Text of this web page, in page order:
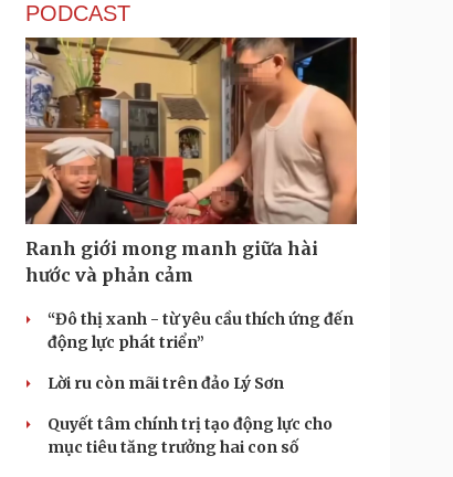
PODCAST
Ranh giới mong manh giữa hài
hước và phản cảm
“Đô thị xanh - từ yêu cầu thích ứng đến
động lực phát triển”
Lời ru còn mãi trên đảo Lý Sơn
Quyết tâm chính trị tạo động lực cho
mục tiêu tăng trưởng hai con số